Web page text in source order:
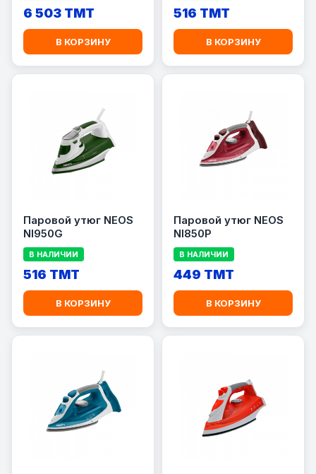
6 503 TMT
В КОРЗИНУ
516 TMT
В КОРЗИНУ
Паровой утюг NEOS
NI950G
В НАЛИЧИИ
516 TMT
В КОРЗИНУ
Паровой утюг NEOS
NI850P
В НАЛИЧИИ
449 TMT
В КОРЗИНУ